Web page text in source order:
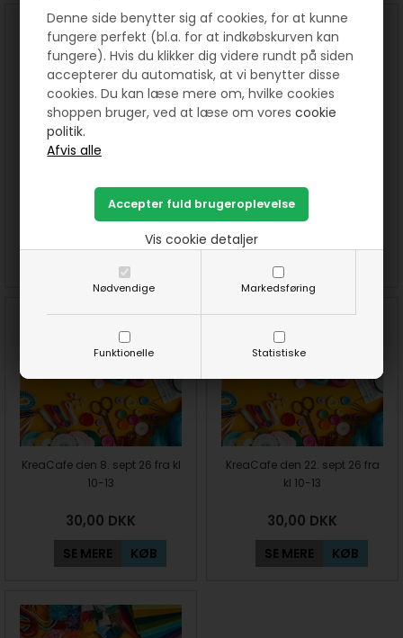
Denne side benytter sig af cookies, for at kunne
fungere perfekt (bl.a. for at indkøbskurven kan
fungere). Hvis du klikker dig videre rundt på siden
accepterer du automatisk, at vi benytter disse
cookies. Du kan læse mere om, hvilke cookies
shoppen bruger, ved at læse om vorescookie
politik.
Nødvendige Markedsføring
Funktionelle Statistiske
Vis cookie detaljer
patchwork
850,00DKK
10-13
30,00
KreaCafe den 8. sept 26 fra kl
10-13
30,00 DKK
SE MERE KØB
KreaCafe den 22. sept 26 fra
kl 10-13
30,00 DKK
SE MERE KØB